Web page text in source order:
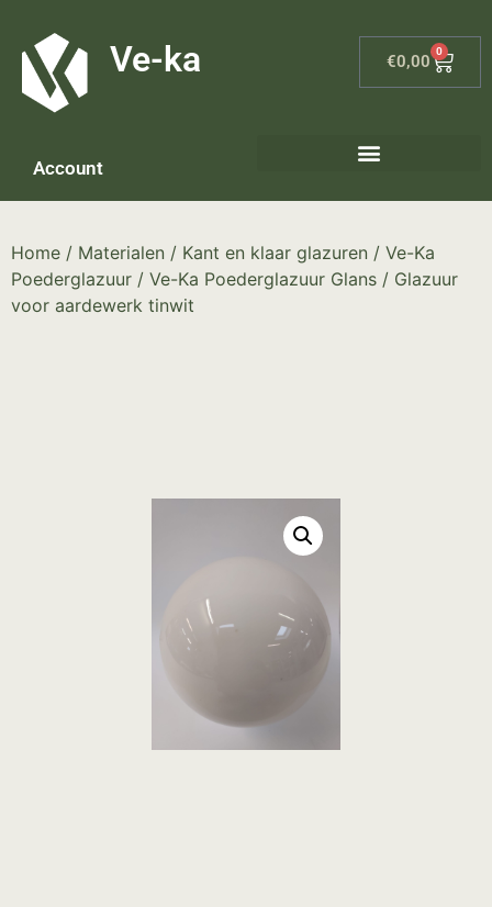
Ve-ka €0,00
0
Account
Home / Materialen / Kant en klaar glazuren / Ve-Ka
Poederglazuur / Ve-Ka Poederglazuur Glans / Glazuur
voor aardewerk tinwit